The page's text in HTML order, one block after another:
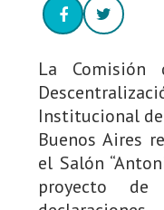
La Comisión
Institucional
Buenos Aires
el Salón
proyecto